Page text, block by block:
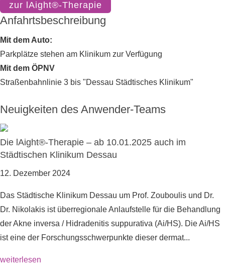
zur lAight®-Therapie
Anfahrtsbeschreibung
Mit dem Auto:
Parkplätze stehen am Klinikum zur Verfügung
Mit dem ÖPNV
Straßenbahnlinie 3 bis "Dessau Städtisches Klinikum"
Neuigkeiten des Anwender-Teams
Die lAight®-Therapie – ab 10.01.2025 auch im
Städtischen Klinikum Dessau
12. Dezember 2024
Das Städtische Klinikum Dessau um Prof. Zouboulis und Dr.
Dr. Nikolakis ist überregionale Anlaufstelle für die Behandlung
der Akne inversa / Hidradenitis suppurativa (Ai/HS). Die Ai/HS
ist eine der Forschungsschwerpunkte dieser dermat...
weiterlesen